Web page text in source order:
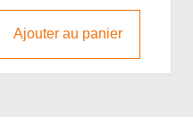
Ajouter au panier